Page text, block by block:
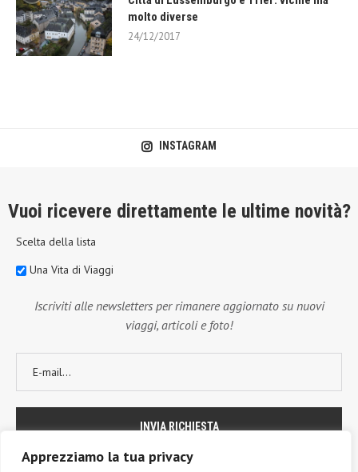
Apprezziamo la tua privacy
molto diverse
24/12/2017
INSTAGRAM
Vuoi ricevere direttamente le ultime novità?
Scelta della lista
Una Vita di Viaggi
Iscriviti alle newsletters per rimanere aggiornato su nuovi
viaggi, articoli e foto!